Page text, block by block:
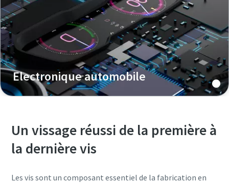
Electronique automobile
Un vissage réussi de la première à
la dernière vis
Les vis sont un composant essentiel de la fabrication en